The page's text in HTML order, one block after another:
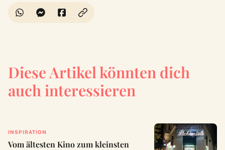
Diese Artikel könnten dich
auch interessieren
INSPIRATION
Vom ältesten Kino zum kleinsten